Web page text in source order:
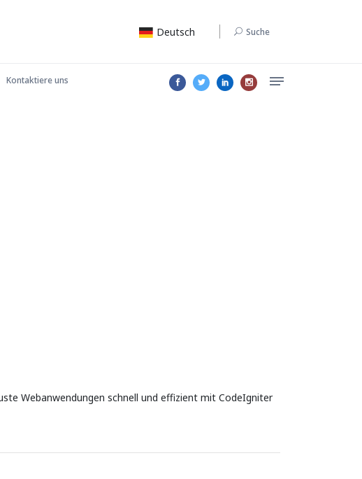
Deutsch Suche
Kontaktiere uns
Webanwendungen schnell und effizient mit CodeIgniter